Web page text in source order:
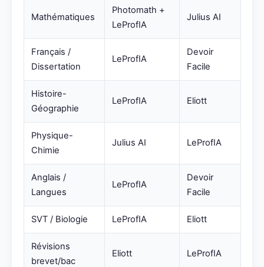
Mathématiques
Photomath +
LeProfIA
Julius AI
Français /
Dissertation
LeProfIA
Devoir
Facile
Histoire-
Géographie
LeProfIA Eliott
Physique-
Chimie
Julius AI LeProfIA
Anglais /
Langues
LeProfIA
Devoir
Facile
SVT / Biologie LeProfIA Eliott
Révisions
brevet/bac
Eliott LeProfIA